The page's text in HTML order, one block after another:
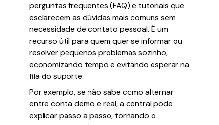
perguntas frequentes (FAQ) e tutoriais que
esclarecem as dúvidas mais comuns sem
necessidade de contato pessoal. É um
recurso útil para quem quer se informar ou
resolver pequenos problemas sozinho,
economizando tempo e evitando esperar na
fila do suporte.
Por exemplo, se não sabe como alternar
entre conta demo e real, a central pode
explicar passo a passo, tornando o